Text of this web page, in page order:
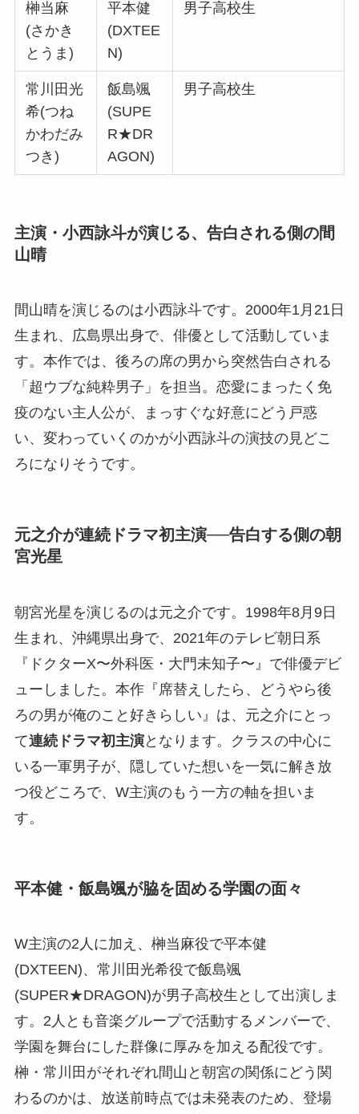
榊当麻
(さかき
とうま)
平本健
(DXTEE
N)
男子高校生
常川田光
希(つね
かわだみ
つき)
飯島颯
(SUPE
R★DR
AGON)
男子高校生
主演・小西詠斗が演じる、告白される側の間
山晴
間山晴を演じるのは小西詠斗です。2000年1月21日
生まれ、広島県出身で、俳優として活動していま
す。本作では、後ろの席の男から突然告白される
「超ウブな純粋男子」を担当。恋愛にまったく免
疫のない主人公が、まっすぐな好意にどう戸惑
い、変わっていくのかが小西詠斗の演技の見どこ
ろになりそうです。
元之介が連続ドラマ初主演──告白する側の朝
宮光星
朝宮光星を演じるのは元之介です。1998年8月9日
生まれ、沖縄県出身で、2021年のテレビ朝日系
『ドクターX〜外科医・大門未知子〜』で俳優デビ
ューしました。本作『席替えしたら、どうやら後
ろの男が俺のこと好きらしい』は、元之介にとっ
て連続ドラマ初主演となります。クラスの中心に
いる一軍男子が、隠していた想いを一気に解き放
つ役どころで、W主演のもう一方の軸を担いま
す。
平本健・飯島颯が脇を固める学園の面々
W主演の2人に加え、榊当麻役で平本健
(DXTEEN)、常川田光希役で飯島颯
(SUPER★DRAGON)が男子高校生として出演しま
す。2人とも音楽グループで活動するメンバーで、
学園を舞台にした群像に厚みを加える配役です。
榊・常川田がそれぞれ間山と朝宮の関係にどう関
わるのかは、放送前時点では未発表のため、登場